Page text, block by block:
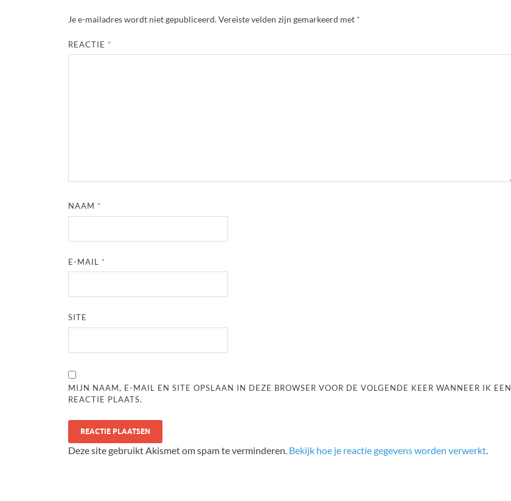
Je e-mailadres wordt niet gepubliceerd.Vereiste velden zijn gemarkeerd met *
REACTIE *
NAAM *
E-MAIL *
SITE
MIJN NAAM, E-MAIL EN SITE OPSLAAN IN DEZE BROWSER VOOR DE VOLGENDE KEER WANNEER IK EEN
REACTIE PLAATS.
Deze site gebruikt Akismet om spam te verminderen. Bekijk hoe je reactie gegevens worden verwerkt